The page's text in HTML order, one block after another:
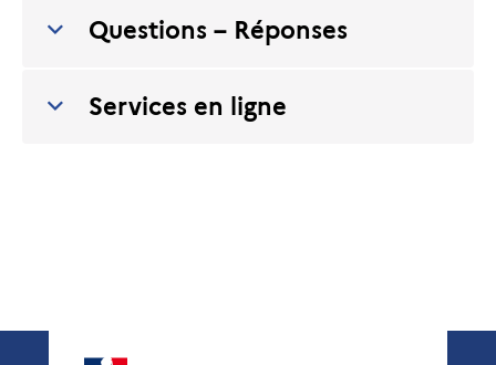
Questions – Réponses
Services en ligne